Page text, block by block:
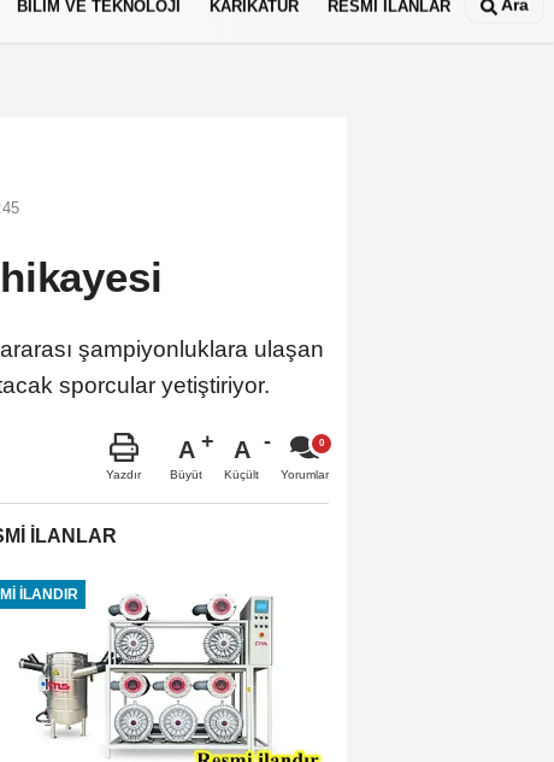
BİLİM VE TEKNOLOJİ KARİKATÜR RESMİ İLANLAR Ara
şampiyonluklara ulaşan
sporcular yetiştiriyor.
Yazdır
A
Büyüt
A
Küçült Yorumlar
İLANLAR
İLANDIR